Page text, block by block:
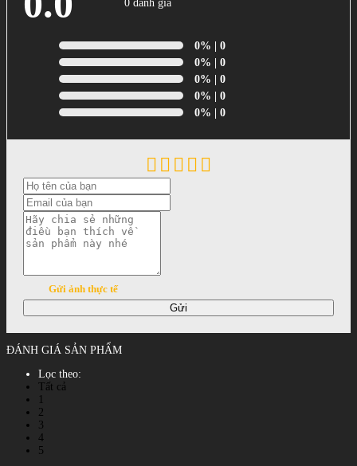
0 đánh giá
0% | 0
0% | 0
0% | 0
0% | 0
0% | 0
Gửi ảnh thực tế
Gửi
ĐÁNH GIÁ SẢN PHẨM
Lọc theo:
Tất cả
2
3
4
5